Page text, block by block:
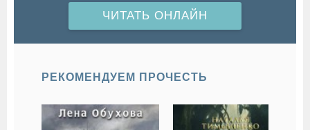
ЧИТАТЬ ОНЛАЙН
РЕКОМЕНДУЕМ ПРОЧЕСТЬ